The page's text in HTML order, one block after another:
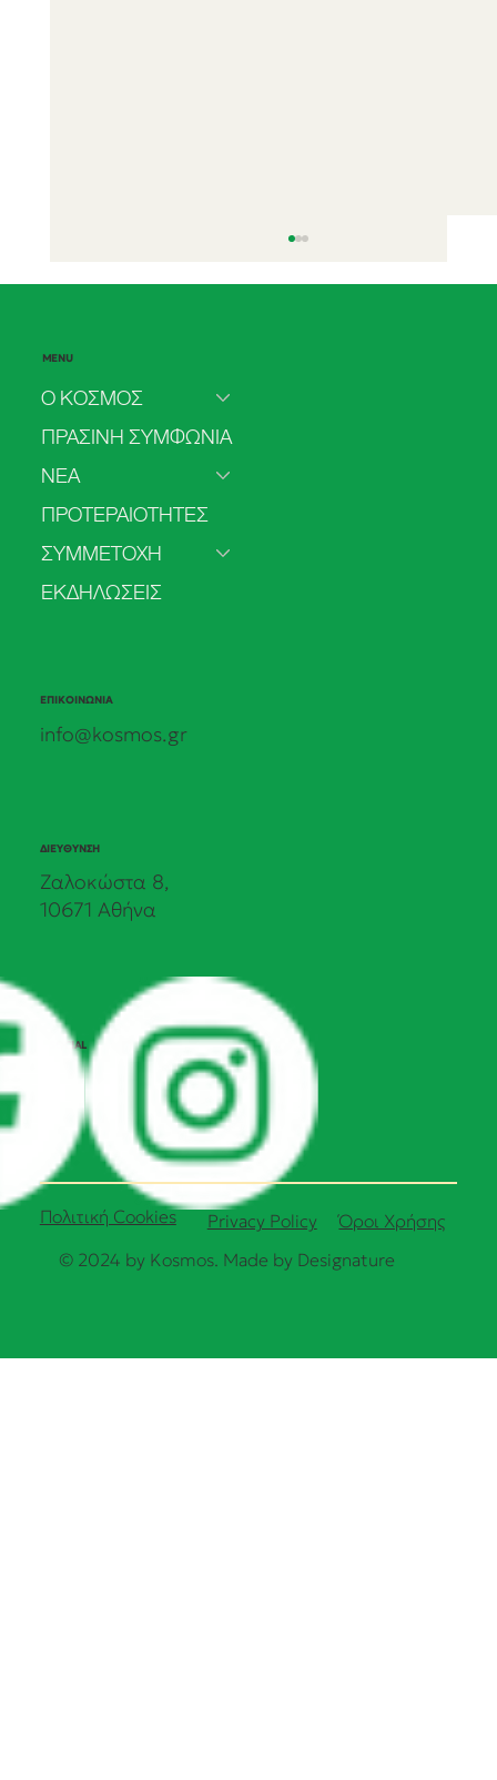
«Εμείς» - 4 & 5 Ιουλίου 2026
MENU
Ο ΚΟΣΜΟΣ
ΠΡΑΣΙΝΗ ΣΥΜΦΩΝΙΑ
ΝΕΑ
ΠΡΟΤΕΡΑΙΟΤΗΤΕΣ
ΣΥΜΜΕΤΟΧΗ
ΕΚΔΗΛΩΣΕΙΣ
ΕΠΙΚΟΙΝΩΝΙΑ
info@kosmos.gr
ΔΙΕΥΘΥΝΣΗ
Ζαλοκώστα 8,
10671 Αθήνα
SOCIAL
© 2024 by Kosmos. Made by Designature
Πολιτική Cookies Όροι Χρήσης
Privacy Policy